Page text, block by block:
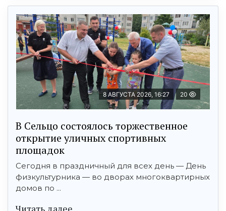
8 АВГУСТА 2026, 16:27 20
В Сельцо состоялось торжественное
открытие уличных спортивных
площадок
Сегодня в праздничный для всех день — День
физкультурника — во дворах многоквартирных
домов по ...
Читать далее